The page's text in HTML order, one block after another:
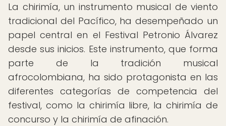
La chirimía, un instrumento musical de viento
tradicional del Pacífico, ha desempeñado un
papel central en el Festival Petronio Álvarez
desde sus inicios. Este instrumento, que forma
parte de la tradición musical
afrocolombiana, ha sido protagonista en las
diferentes categorías de competencia del
festival, como la chirimía libre, la chirimía de
concurso y la chirimía de afinación.